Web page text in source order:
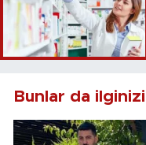
Bunlar da